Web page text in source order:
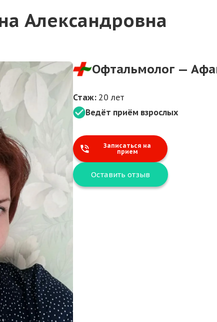
Александровна
Офтальмолог —
Стаж: 20 лет
Ведёт приём взрослых
Записаться на
прием
Оставить отзыв